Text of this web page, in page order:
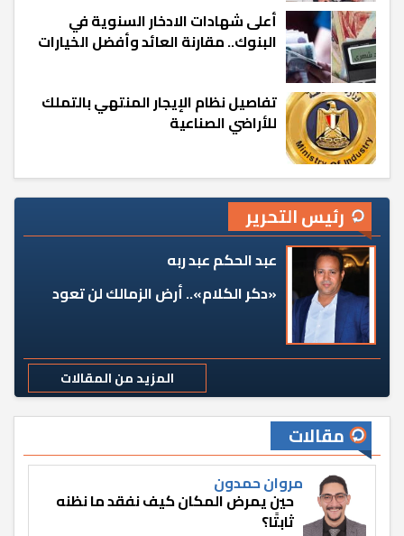
أعلى شهادات الادخار السنوية في
البنوك.. مقارنة العائد وأفضل الخيارات
تفاصيل نظام الإيجار المنتهي بالتملك
للأراضي الصناعية
رئيس التحرير
عبد الحكم عبد ربه
«دكر الكلام».. أرض الزمالك لن تعود
المزيد من المقالات
مقالات
مروان حمدون
حين يمرض المكان كيف نفقد ما نظنه
ثابتًا؟